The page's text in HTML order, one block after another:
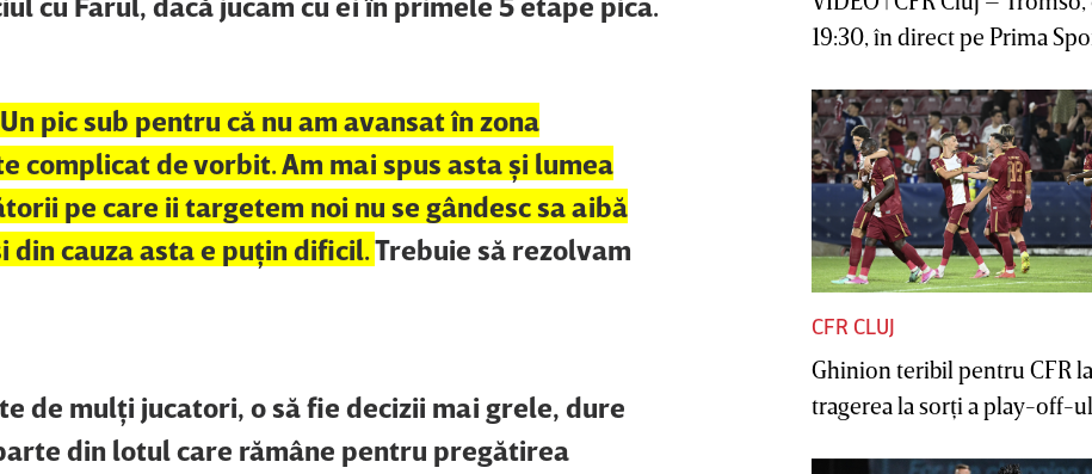
pic sub pentru că nu am avansat în zona
complicat de vorbit. Am mai spus asta şi lumea
pe care ii targetem noi nu se gândesc sa aibă
din cauza asta e puţin dificil.Trebuie să rezolvam
de mulţi jucatori, o să fie decizii mai grele, dure
din lotul care rămâne pentru pregătirea
19:30, în direct pe Prima
CFR CLUJ
Ghinion teribil pentru CFR la
tragerea la sorţi a play-off-